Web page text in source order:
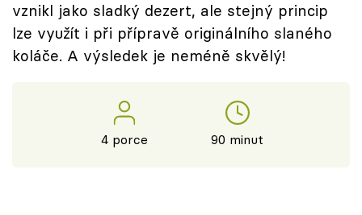
Sledujte prima+
vznikl jako sladký dezert, ale stejný princip
lze využít i při přípravě originálního slaného
koláče. A výsledek je neméně skvělý!
4 porce 90 minut